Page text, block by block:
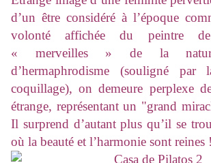
d’un être considéré à l’époque
volonté affichée du peintre
« merveilles » de la
d’hermaphrodisme (souligné par
coquillage), on demeure perplexe
étrange, représentant un "grand
Il surprend d’autant plus qu’il se
où la beauté et l’harmonie sont reines !